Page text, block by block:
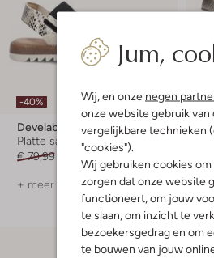
Jum,
Wij, en onze negen
onze website gebruik van
vergelijkbare technieken
"cookies").
Wij gebruiken cookies
zorgen dat onze website
functioneert, om jouw
te slaan, om inzicht te
bezoekersgedrag en om
te bouwen van jouw
-40%
Develab
Platte sandalen
€ 79,99
€ 47,99
+ meer kleuren
-